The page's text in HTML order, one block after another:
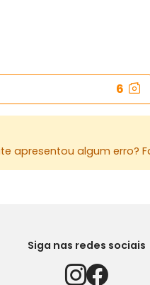
6
apresentou algum erro?
Siga nas redes sociais